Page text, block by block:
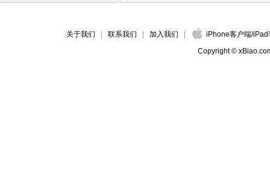
关于我们 联系我们 加入我们 iPhone客户端/iPad
Copyright ©